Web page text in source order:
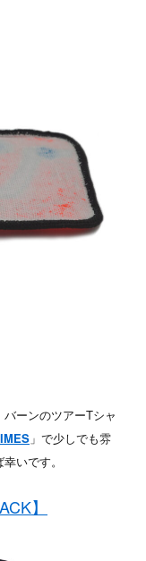
ーンのツアーTシャ
」で少しでも雰
いです。
】